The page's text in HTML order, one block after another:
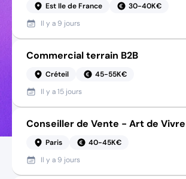
Est Ile de France
30-40K€
Il y a 9 jours
Commercial terrain B2B
Créteil
45-55K€
Il y a15 jours
Conseiller de Vente - Art de
Paris
40-45K€
Il y a 9 jours